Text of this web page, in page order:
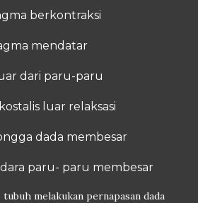
berkontraksi
mendatar
dari paru-paru
luar relaksasi
dada membesar
paru- paru membesar
melakukan pernapasan dada